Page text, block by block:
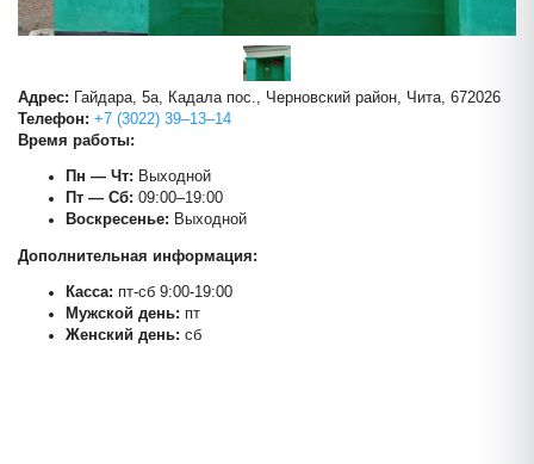
Адрес: Гайдара, 5а, Кадала пос., Черновский район, Чита, 672026
Телефон: +7 (3022) 39‒13‒14
Время работы:
Пн — Чт: Выходной
Пт — Сб: 09:00–19:00
Воскресенье: Выходной
Дополнительная информация:
Касса: пт-сб 9:00-19:00
Мужской день: пт
Женский день: сб